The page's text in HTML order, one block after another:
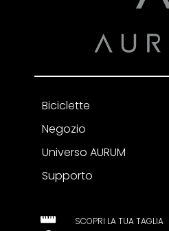
Biciclette
Negozio
Universo AURUM
Supporto
SCOPRI LA TUA TAGLIA